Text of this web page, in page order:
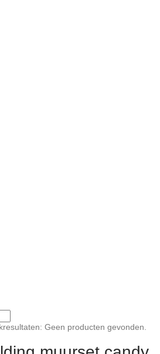
Geen producten gevonden.